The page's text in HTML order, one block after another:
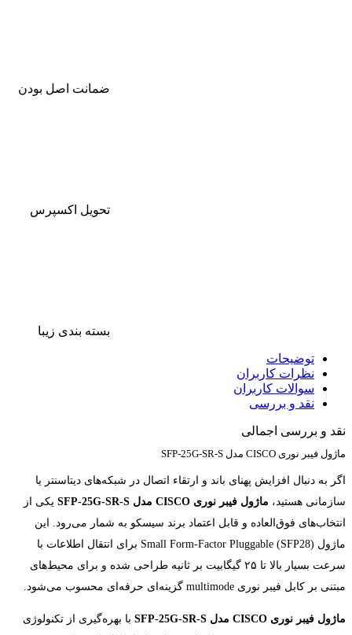
ضمانت اصل بودن
تحویل اکسپرس
بسته بندی زیبا
توضیحات
نظرات کاربران
سوالات کاربران
نقد و بررسی
نقد و بررسی اجمالی
ماژول فیبر نوری CISCO مدل SFP-25G-SR-S
اگر به دنبال افزایش پهنای باند و ارتقاء اتصال در شبکه‌های دیتاسنتر یا
سازمانی هستید، ماژول فیبر نوری CISCO مدل SFP-25G-SR-S
یکی از
انتخاب‌های فوق‌العاده و قابل اعتماد برند سیسکو به شمار می‌رود. این
ماژول Small Form-Factor Pluggable (SFP28) برای انتقال اطلاعات با
سرعت بسیار بالا تا ۲۵ گیگابیت بر ثانیه طراحی شده و برای محیط‌های
مبتنی بر کابل فیبر نوری multimode گزینه‌ای حرفه‌ای محسوب می‌شود.
ماژول فیبر نوری CISCO مدل SFP-25G-SR-S
با بهره‌گیری از تکنولوژی